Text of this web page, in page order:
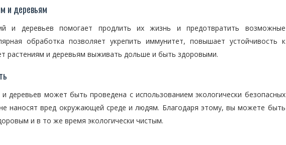
и деревьям
и деревьев помогает продлить их жизнь и предотвратить возможные
обработка позволяет укрепить иммунитет, повышает устойчивость к
растениям и деревьям выживать дольше и быть здоровыми.
деревьев может быть проведена с использованием экологически безопасных
наносят вред окружающей среде и людям. Благодаря этому, вы можете быть
и в то же время экологически чистым.